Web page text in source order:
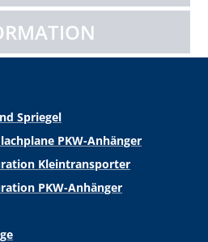
Spriegel
PKW-Anhänger
Kleintransporter
PKW-Anhänger